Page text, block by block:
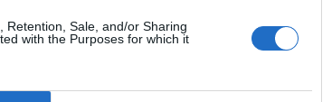
Retention, Sale, and/or Sharing
with the Purposes for which it